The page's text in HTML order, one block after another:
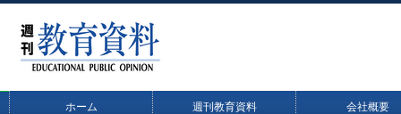
ホーム 週刊教育資料 会社概要